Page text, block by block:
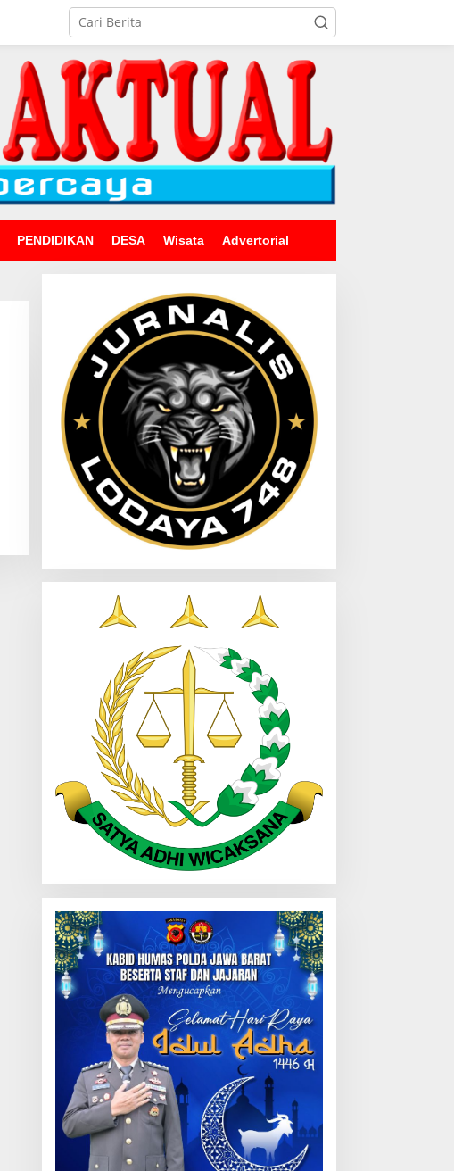
PENDIDIKAN DESA Wisata Advertorial